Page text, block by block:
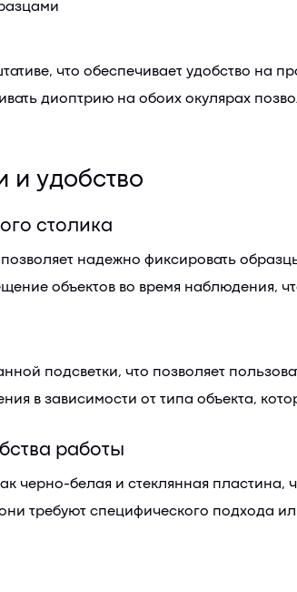
что обеспечивает удобство на
диоптрию на обоих окулярах
и удобство
столика
надежно фиксировать
объектов во время наблюдения,
подсветки, что позволяет
в зависимости от типа объекта,
работы
черно-белая и стеклянная
требуют специфического подхода